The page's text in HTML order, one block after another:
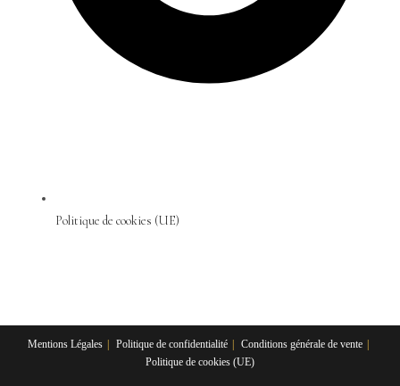
Politique de cookies (UE)
Mentions Légales Politique de confidentialité
Conditions générale de vente
Politique de cookies (UE)